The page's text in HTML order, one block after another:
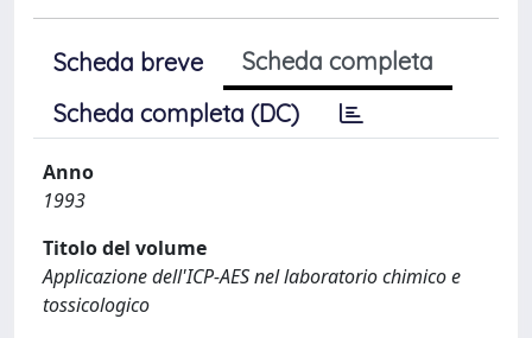
Scheda breve
Scheda completa
Scheda completa (DC)
Anno
1993
Titolo del volume
Applicazione dell'ICP-AES nel laboratorio chimico e
tossicologico